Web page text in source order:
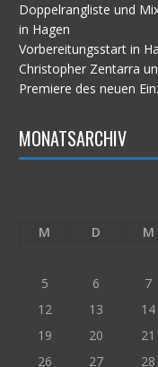
Doppelrangliste und
in Hagen
Vorbereitungsstart in
Christopher Zentarra
Premiere des neuen
MONATSARCHIV
M D M
5
6 7
12
13 14
19
20 21
26
27 28